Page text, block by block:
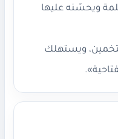
ويحسّنه عليها
ويستهلك